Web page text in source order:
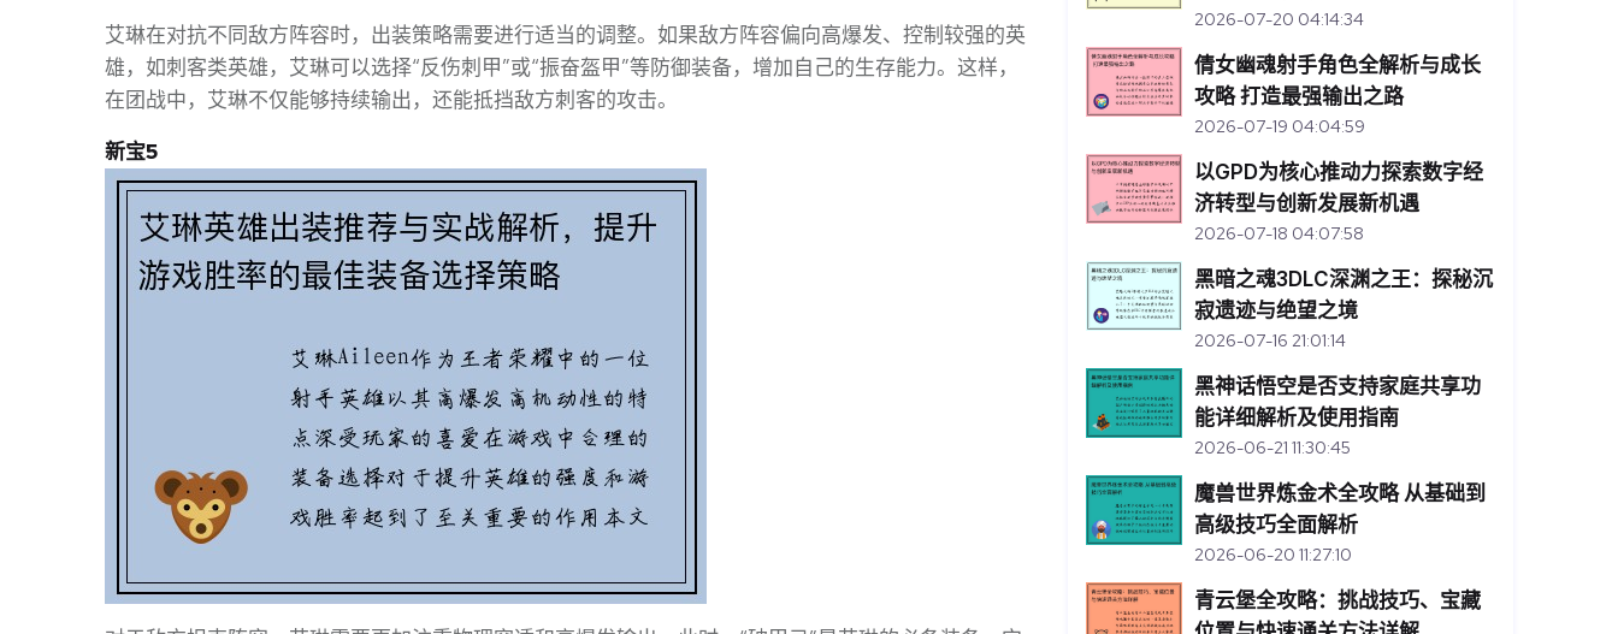
艾琳在对抗不同敌方阵容时，出装策略需要进行适当的调整。如果敌方阵容偏向高爆发、控制较强的英
雄，如刺客类英雄，艾琳可以选择“反伤刺甲”或“振奋盔甲”等防御装备，增加自己的生存能力。这样，
在团战中，艾琳不仅能够持续输出，还能抵挡敌方刺客的攻击。
新宝5
2026-07-20 04:14:34
倩女幽魂射手角色全解析与成长
攻略 打造最强输出之路
2026-07-19 04:04:59
以GPD为核心推动力探索数字经
济转型与创新发展新机遇
2026-07-18 04:07:58
黑暗之魂3DLC深渊之王：探秘沉
寂遗迹与绝望之境
2026-07-16 21:01:14
黑神话悟空是否支持家庭共享功
能详细解析及使用指南
2026-06-21 11:30:45
魔兽世界炼金术全攻略 从基础到
高级技巧全面解析
2026-06-20 11:27:10
青云堡全攻略：挑战技巧、宝藏